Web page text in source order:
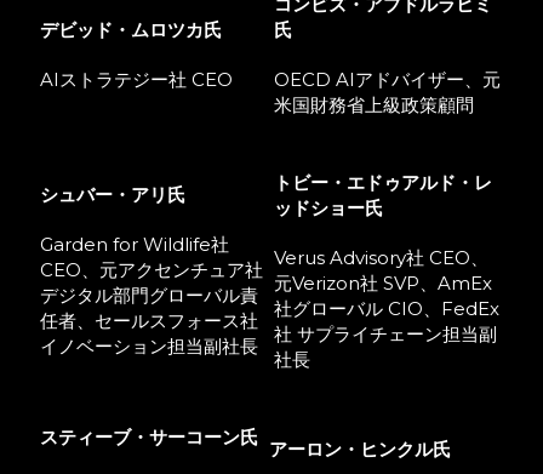
デビッド・ムロツカ氏
AIストラテジー社 CEO
氏
OECD AIアドバイザー、元
米国財務省上級政策顧問
シュバー・アリ氏
Garden for Wildlife社
CEO、元アクセンチュア社
デジタル部門グローバル責
任者、セールスフォース社
イノベーション担当副社長
トビー・エドゥアルド・レ
ッドショー氏
Verus Advisory社 CEO、
元Verizon社 SVP、AmEx
社グローバル CIO、FedEx
社 サプライチェーン担当副
社長
スティーブ・サーコーン氏
アーロン・ヒンクル氏